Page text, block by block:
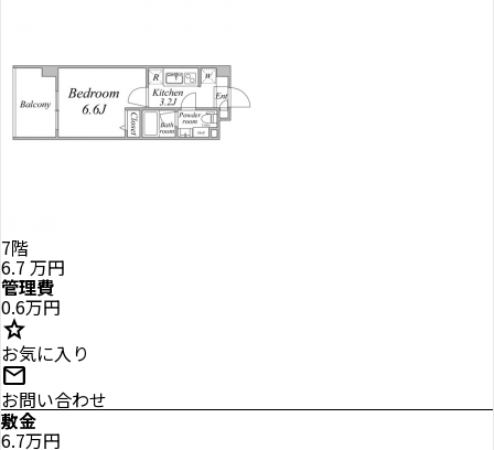
7階
6.7 万円
管理費
0.6万円
star
お気に入り
mail
お問い合わせ
敷金
6.7万円